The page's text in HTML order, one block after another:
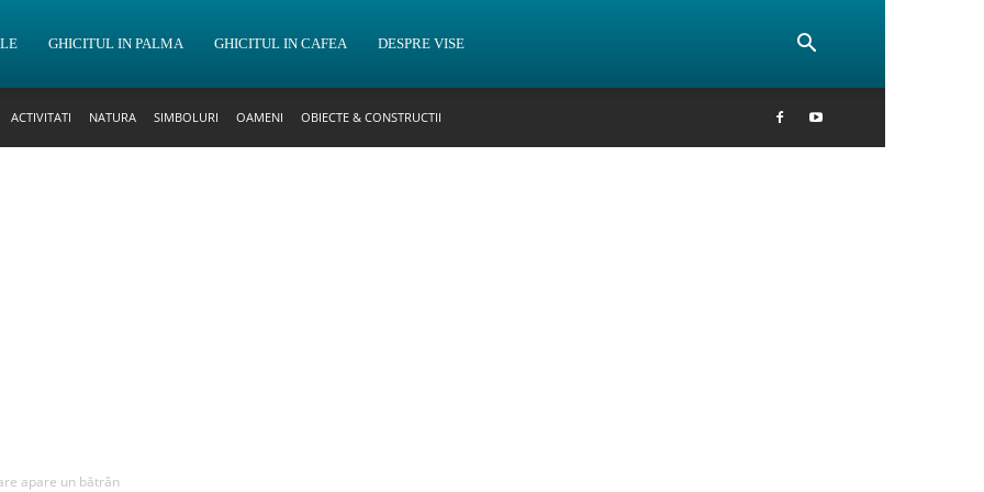
GHICITUL IN PALMA GHICITUL IN CAFEA DESPRE VISE
ACTIVITATI NATURA SIMBOLURI OAMENI OBIECTE & CONSTRUCTII
apare un bătrân